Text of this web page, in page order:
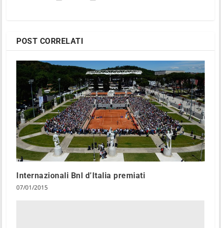
POST CORRELATI
Internazionali Bnl d’Italia premiati
07/01/2015